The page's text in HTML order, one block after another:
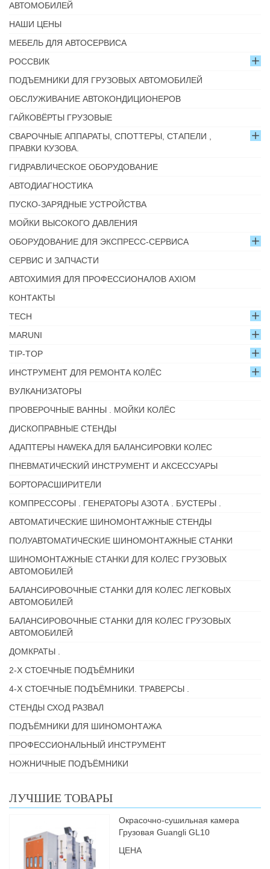
АВТОМОБИЛЕЙ
НАШИ ЦЕНЫ
МЕБЕЛЬ ДЛЯ АВТОСЕРВИСА
РОССВИК
ПОДЪЕМНИКИ ДЛЯ ГРУЗОВЫХ АВТОМОБИЛЕЙ
ОБСЛУЖИВАНИЕ АВТОКОНДИЦИОНЕРОВ
ГАЙКОВЁРТЫ ГРУЗОВЫЕ
СВАРОЧНЫЕ АППАРАТЫ, СПОТТЕРЫ, СТАПЕЛИ ,
ПРАВКИ КУЗОВА.
ГИДРАВЛИЧЕСКОЕ ОБОРУДОВАНИЕ
АВТОДИАГНОСТИКА
ПУСКО-ЗАРЯДНЫЕ УСТРОЙСТВА
МОЙКИ ВЫСОКОГО ДАВЛЕНИЯ
ОБОРУДОВАНИЕ ДЛЯ ЭКСПРЕСС-СЕРВИСА
СЕРВИС И ЗАПЧАСТИ
АВТОХИМИЯ ДЛЯ ПРОФЕССИОНАЛОВ AXIOM
КОНТАКТЫ
TECH
MARUNI
TIP-TOP
ИНСТРУМЕНТ ДЛЯ РЕМОНТА КОЛЁС
ВУЛКАНИЗАТОРЫ
ПРОВЕРОЧНЫЕ ВАННЫ . МОЙКИ КОЛЁС
ДИСКОПРАВНЫЕ СТЕНДЫ
АДАПТЕРЫ HAWEKA ДЛЯ БАЛАНСИРОВКИ КОЛЕС
ПНЕВМАТИЧЕСКИЙ ИНСТРУМЕНТ И АКСЕССУАРЫ
БОРТОРАСШИРИТЕЛИ
КОМПРЕССОРЫ . ГЕНЕРАТОРЫ АЗОТА . БУСТЕРЫ .
АВТОМАТИЧЕСКИЕ ШИНОМОНТАЖНЫЕ СТЕНДЫ
ПОЛУАВТОМАТИЧЕСКИЕ ШИНОМОНТАЖНЫЕ СТАНКИ
ШИНОМОНТАЖНЫЕ СТАНКИ ДЛЯ КОЛЕС ГРУЗОВЫХ
АВТОМОБИЛЕЙ
БАЛАНСИРОВОЧНЫЕ СТАНКИ ДЛЯ КОЛЕС ЛЕГКОВЫХ
АВТОМОБИЛЕЙ
БАЛАНСИРОВОЧНЫЕ СТАНКИ ДЛЯ КОЛЕС ГРУЗОВЫХ
АВТОМОБИЛЕЙ
ДОМКРАТЫ .
2-Х СТОЕЧНЫЕ ПОДЪЁМНИКИ
4-Х СТОЕЧНЫЕ ПОДЪЁМНИКИ. ТРАВЕРСЫ .
СТЕНДЫ СХОД РАЗВАЛ
ПОДЪЁМНИКИ ДЛЯ ШИНОМОНТАЖА
ПРОФЕССИОНАЛЬНЫЙ ИНСТРУМЕНТ
НОЖНИЧНЫЕ ПОДЪЁМНИКИ
ЛУЧШИЕ ТОВАРЫ
Окрасочно-сушильная камера
Грузовая Guangli GL10
ЦЕНА